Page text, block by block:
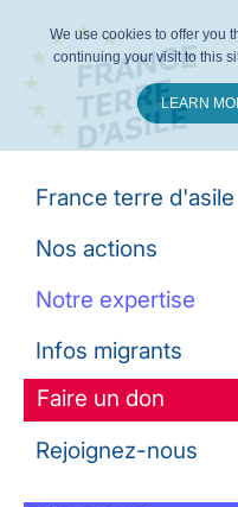
France terre d'asile
Nos actions
Notre expertise
Infos migrants
Faire un don
Rejoignez-nous
We use cookies to offer you
continuing your visit to this
LEARN